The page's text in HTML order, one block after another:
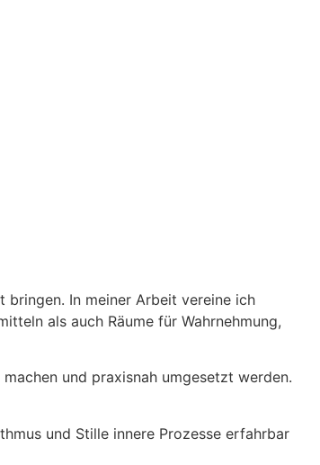
bringen. In meiner Arbeit vereine ich
als auch Räume für Wahrnehmung,
und praxisnah umgesetzt werden.
und Stille innere Prozesse erfahrbar